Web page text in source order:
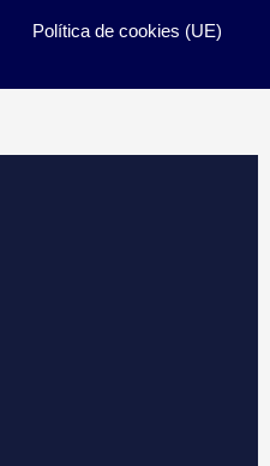
Política de cookies (UE)